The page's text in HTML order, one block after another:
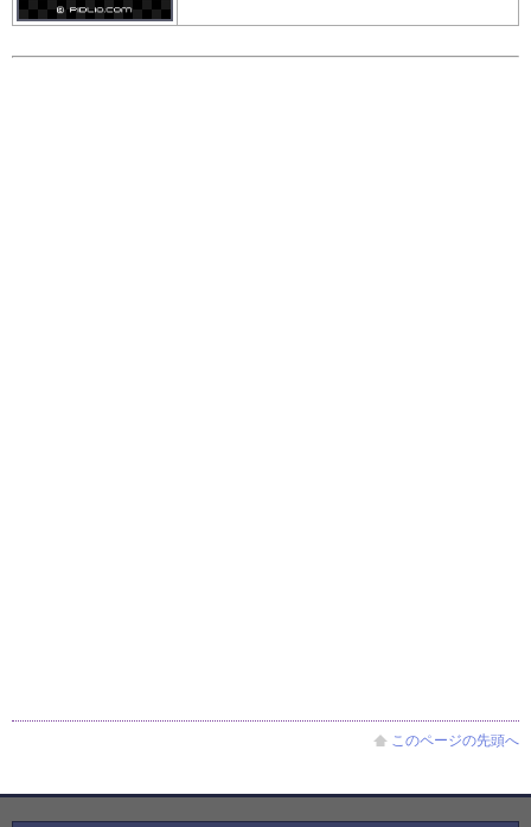
このページの先頭へ